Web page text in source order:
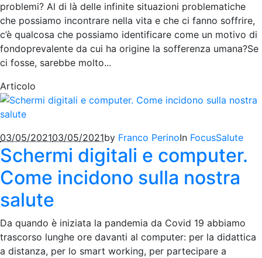
problemi? Al di là delle infinite situazioni problematiche
che possiamo incontrare nella vita e che ci fanno soffrire,
c’è qualcosa che possiamo identificare come un motivo di
fondoprevalente da cui ha origine la sofferenza umana?Se
ci fosse, sarebbe molto...
Articolo
03/05/202103/05/2021by Franco PerinoIn FocusSalute
Schermi digitali e computer.
Come incidono sulla nostra
salute
Da quando è iniziata la pandemia da Covid 19 abbiamo
trascorso lunghe ore davanti al computer: per la didattica
a distanza, per lo smart working, per partecipare a